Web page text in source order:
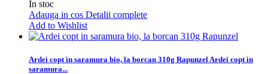
In stoc
Adauga in cos Detalii complete
Add to Wishlist
Ardei copt in saramura bio, la borcan 310g Rapunzel Ardei copt in
saramura...